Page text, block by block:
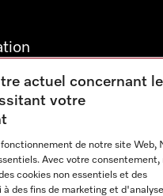
actuel concernant
votre
de notre site Web,
Avec votre consentement,
cookies non essentiels et des
à des fins de marketing et